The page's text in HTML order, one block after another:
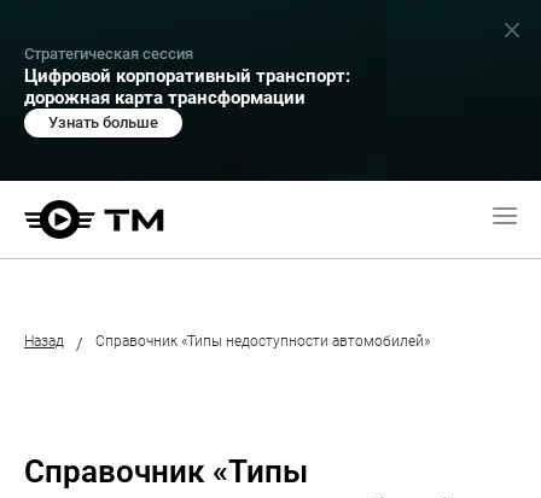
Стратегическая сессия
Цифровой корпоративный транспорт:
дорожная карта трансформации
Узнать больше
Назад / Справочник «Типы недоступности автомобилей»
Справочник «Типы